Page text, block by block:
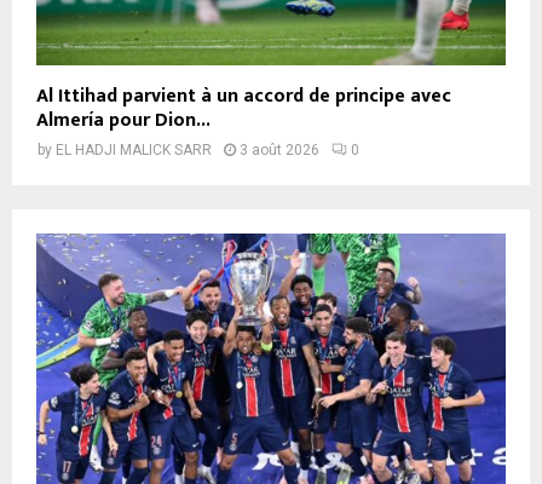
Al Ittihad parvient à un accord de principe avec
Almería pour Dion...
by EL HADJI MALICK SARR 3 août 2026 0